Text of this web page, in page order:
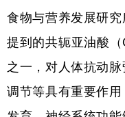
食物与营养发展研
提到的共轭亚油酸
之一，对人体抗动
调节等具有重要作